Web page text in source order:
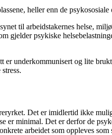
heller enn de
til arbeidstakernes helse,
psykiske
underkommunisert og lite
Det er imidlertid ikke
er minimal. Det er derfor de
arbeidet som oppleves som